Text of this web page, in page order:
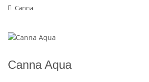
Canna
Canna Aqua